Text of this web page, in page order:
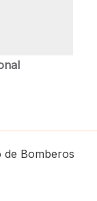
Bomberos